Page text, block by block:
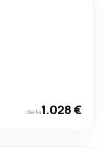
de la1.028 €